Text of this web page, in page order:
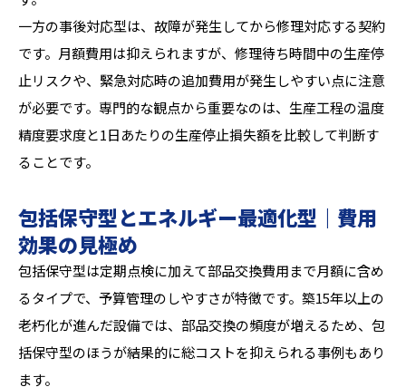
一方の事後対応型は、故障が発生してから修理対応する契約
です。月額費用は抑えられますが、修理待ち時間中の生産停
止リスクや、緊急対応時の追加費用が発生しやすい点に注意
が必要です。専門的な観点から重要なのは、生産工程の温度
精度要求度と1日あたりの生産停止損失額を比較して判断す
ることです。
包括保守型とエネルギー最適化型｜費用
効果の見極め
包括保守型は定期点検に加えて部品交換費用まで月額に含め
るタイプで、予算管理のしやすさが特徴です。築15年以上の
老朽化が進んだ設備では、部品交換の頻度が増えるため、包
括保守型のほうが結果的に総コストを抑えられる事例もあり
ます。